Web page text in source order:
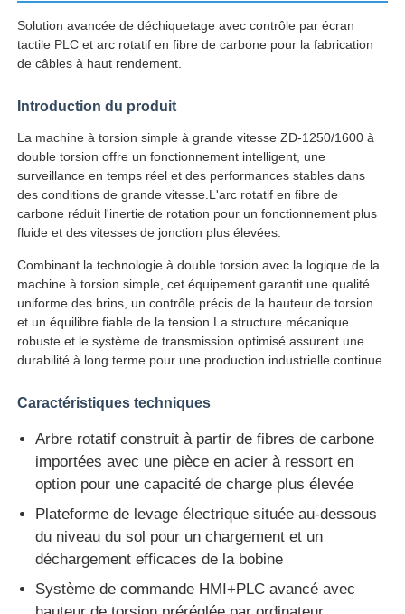
Produits
A propos de nous
Visite d'usine
Contrôle de la qualité
nouvelles
Tous les cas
Demande de soumission
Ligne de production par extrusion
Solution avancée de déchiquetage avec contrôle par écran
tactile PLC et arc rotatif en fibre de carbone pour la fabrication
de câbles à haut rendement.
Introduction du produit
La machine à torsion simple à grande vitesse ZD-1250/1600 à
double torsion offre un fonctionnement intelligent, une
surveillance en temps réel et des performances stables dans
des conditions de grande vitesse.L'arc rotatif en fibre de
carbone réduit l'inertie de rotation pour un fonctionnement plus
fluide et des vitesses de jonction plus élevées.
Combinant la technologie à double torsion avec la logique de la
machine à torsion simple, cet équipement garantit une qualité
uniforme des brins, un contrôle précis de la hauteur de torsion
et un équilibre fiable de la tension.La structure mécanique
robuste et le système de transmission optimisé assurent une
durabilité à long terme pour une production industrielle continue.
Caractéristiques techniques
Arbre rotatif construit à partir de fibres de carbone
importées avec une pièce en acier à ressort en
option pour une capacité de charge plus élevée
Plateforme de levage électrique située au-dessous
du niveau du sol pour un chargement et un
déchargement efficaces de la bobine
Système de commande HMI+PLC avancé avec